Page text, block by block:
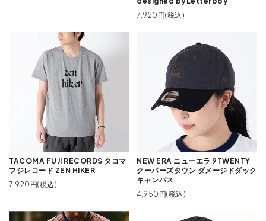
7,920円(税込)
TACOMA FUJI RECORDS タコマ
フジレコード ZEN HIKER
7,920円(税込)
NEW ERA ニューエラ 9TWENTY
クーパーズタウン ダメージドダック
キャンバス
4,950円(税込)